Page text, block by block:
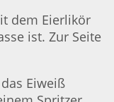
dem Eierlikör
ist. Zur Seite
Eiweiß